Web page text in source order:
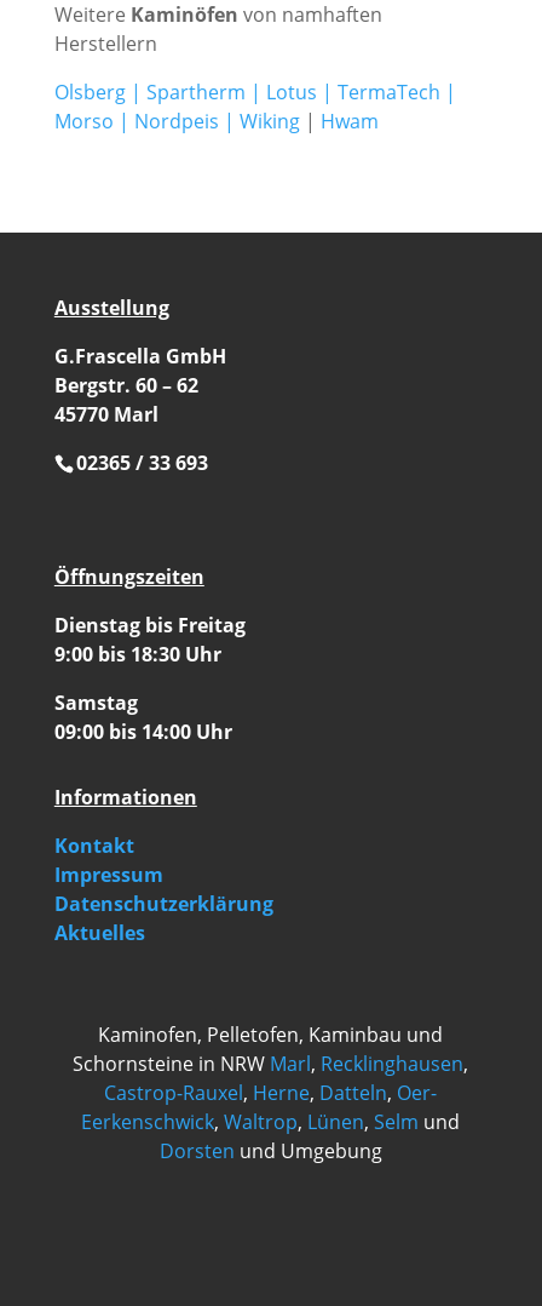
Weitere Kaminöfen von namhaften
Herstellern
Olsberg| Spartherm | Lotus | TermaTech |
Morso | Nordpeis | Wiking| Hwam
Ausstellung
G.Frascella GmbH
Bergstr. 60 – 62
45770 Marl
02365 / 33 693
Öffnungszeiten
Dienstag bis Freitag
9:00 bis 18:30 Uhr
Samstag
09:00 bis 14:00 Uhr
Informationen
Kontakt
Impressum
Datenschutzerklärung
Aktuelles
Kaminofen, Pelletofen, Kaminbau und
Schornsteine in NRW Marl, Recklinghausen,
Castrop-Rauxel, Herne, Datteln, Oer-
Eerkenschwick,Waltrop, Lünen,Selm und
Dorsten und Umgebung